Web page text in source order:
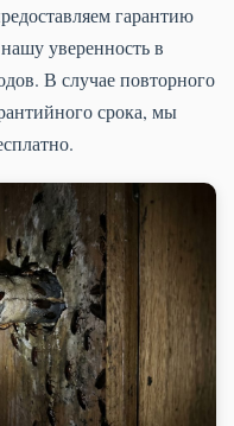
гарантию
уверенность в
В случае повторного
срока, мы